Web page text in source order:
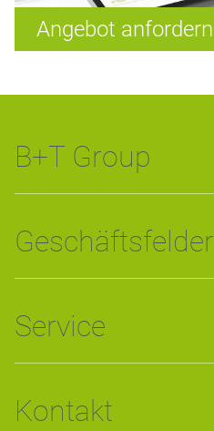
Angebot anfordern
B+T Group
Geschäftsfelder
Service
Kontakt